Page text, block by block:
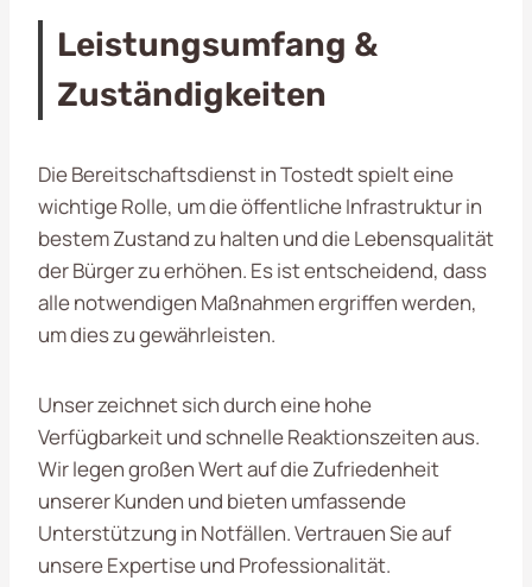
Leistungsumfang &
Zuständigkeiten
Die Bereitschaftsdienst in Tostedt spielt eine
wichtige Rolle, um die öffentliche Infrastruktur in
bestem Zustand zu halten und die Lebensqualität
der Bürger zu erhöhen. Es ist entscheidend, dass
alle notwendigen Maßnahmen ergriffen werden,
um dies zu gewährleisten.
Unser zeichnet sich durch eine hohe
Verfügbarkeit und schnelle Reaktionszeiten aus.
Wir legen großen Wert auf die Zufriedenheit
unserer Kunden und bieten umfassende
Unterstützung in Notfällen. Vertrauen Sie auf
unsere Expertise und Professionalität.